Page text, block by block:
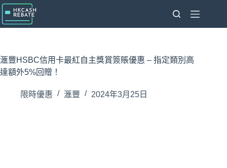
跳
至
主
內
容
滙豐HSBC信用卡最紅自主獎賞簽賬優惠 – 指定類別高
達額外5%回贈！
限時優惠 滙豐 2024年3月25日